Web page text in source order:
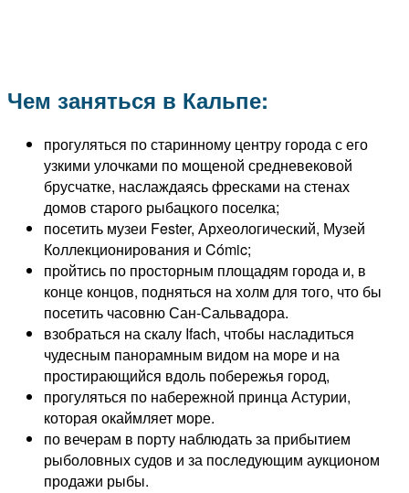
Чем заняться в Кальпе:
прогуляться по старинному центру города с его
узкими улочками по мощеной средневековой
брусчатке, наслаждаясь фресками на стенах
домов старого рыбацкого поселка;
посетить музеи Fester, Археологический, Музей
Коллекционирования и Cómic;
пройтись по просторным площадям города и, в
конце концов, подняться на холм для того, что бы
посетить часовню Сан-Сальвадора.
взобраться на скалу Ifach, чтобы насладиться
чудесным панорамным видом на море и на
простирающийся вдоль побережья город,
прогуляться по набережной принца Астурии,
которая окаймляет море.
по вечерам в порту наблюдать за прибытием
рыболовных судов и за последующим аукционом
продажи рыбы.